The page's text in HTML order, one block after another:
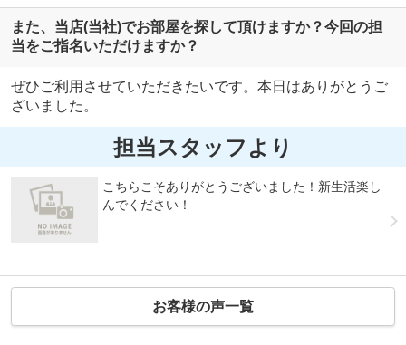
また、当店(当社)でお部屋を探して頂けますか？今回の担
当をご指名いただけますか？
ぜひご利用させていただきたいです。本日はありがとうご
ざいました。
担当スタッフより
こちらこそありがとうございました！新生活楽し
んでください！
お客様の声一覧